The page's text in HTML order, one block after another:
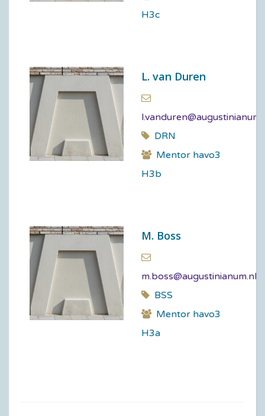
H3c
L. van Duren
DRN
Mentor havo3
H3b
M. Boss
m.boss@augustinianum.nl
BSS
Mentor havo3
H3a